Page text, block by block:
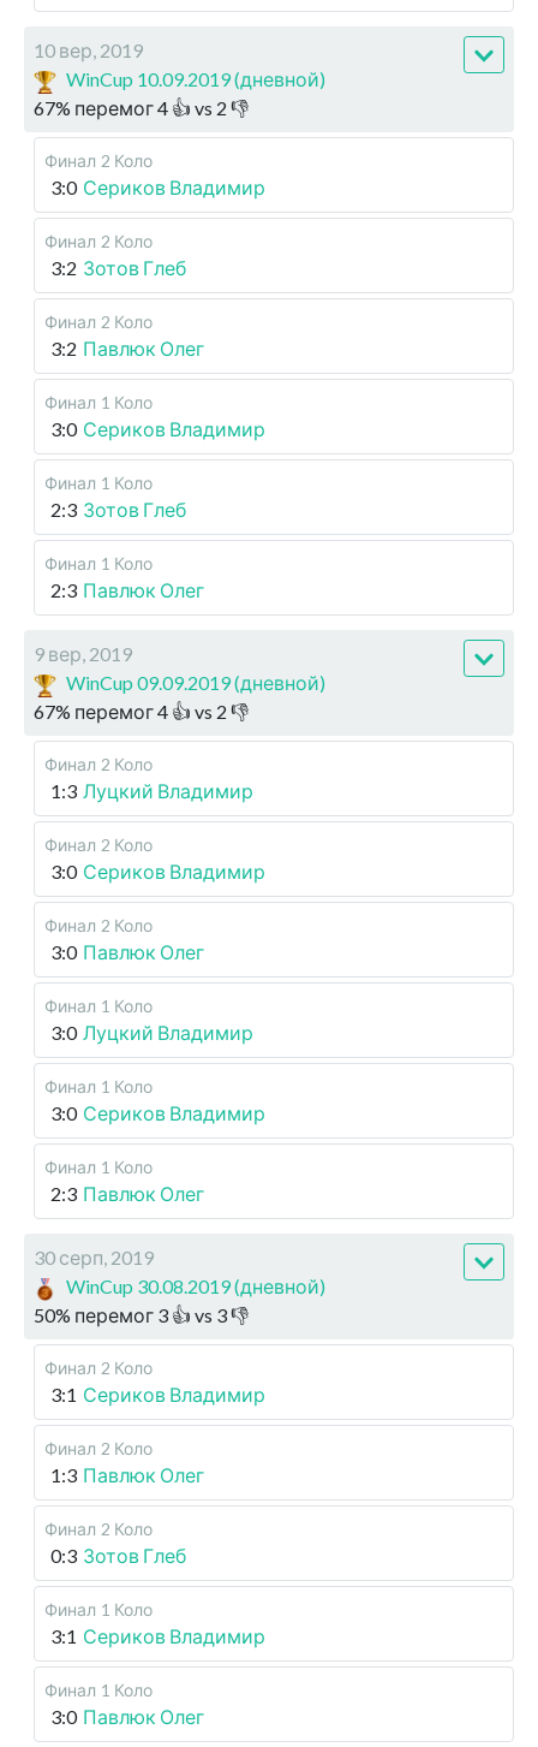
10 вер, 2019
WinCup 10.09.2019 (дневной)
67% перемог4 👍 vs 2 👎
Финал 2 Коло
3:0 Сериков Владимир
Финал 2 Коло
3:2 Зотов Глеб
Финал 2 Коло
3:2 Павлюк Олег
Финал 1 Коло
3:0 Сериков Владимир
Финал 1 Коло
2:3 Зотов Глеб
Финал 1 Коло
2:3 Павлюк Олег
9 вер, 2019
WinCup 09.09.2019 (дневной)
67% перемог4 👍 vs 2 👎
Финал 2 Коло
1:3 Луцкий Владимир
Финал 2 Коло
3:0 Сериков Владимир
Финал 2 Коло
3:0 Павлюк Олег
Финал 1 Коло
3:0 Луцкий Владимир
Финал 1 Коло
3:0 Сериков Владимир
Финал 1 Коло
2:3 Павлюк Олег
30 серп, 2019
WinCup 30.08.2019 (дневной)
50% перемог 3 👍 vs 3👎
Финал 2 Коло
3:1 Сериков Владимир
Финал 2 Коло
1:3 Павлюк Олег
Финал 2 Коло
0:3 Зотов Глеб
Финал 1 Коло
3:1 Сериков Владимир
Финал 1 Коло
3:0 Павлюк Олег